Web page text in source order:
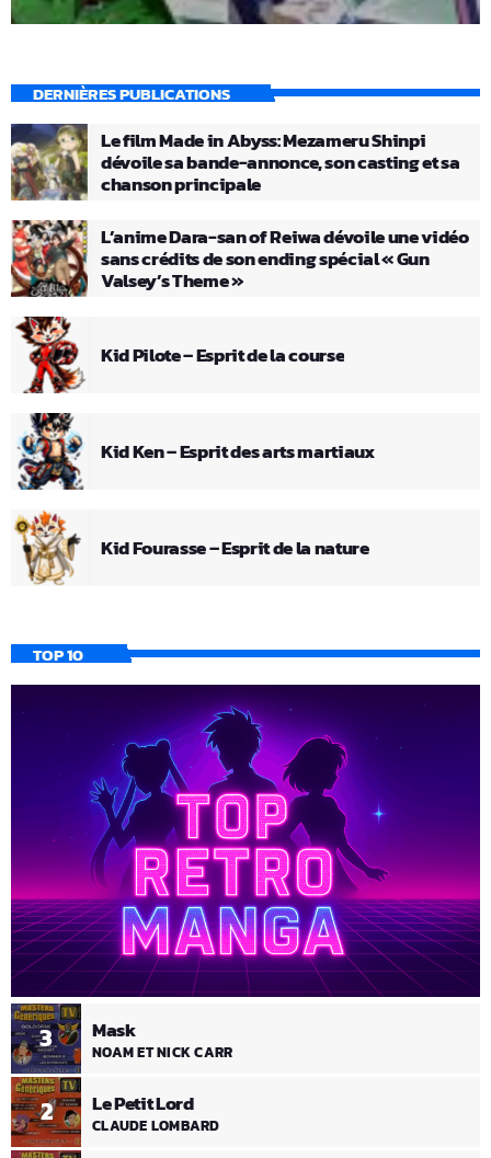
DERNIÈRES PUBLICATIONS
Le film Made in Abyss: Mezameru Shinpi
dévoile sa bande-annonce, son casting et sa
chanson principale
L’anime Dara-san of Reiwa dévoile une vidéo
sans crédits de son ending spécial « Gun
Valsey’s Theme »
Kid Pilote – Esprit de la course
Kid Ken – Esprit des arts martiaux
Kid Fourasse – Esprit de la nature
TOP 10
2 Le Petit Lord
CLAUDE LOMBARD
3 Mask
NOAM ET NICK CARR